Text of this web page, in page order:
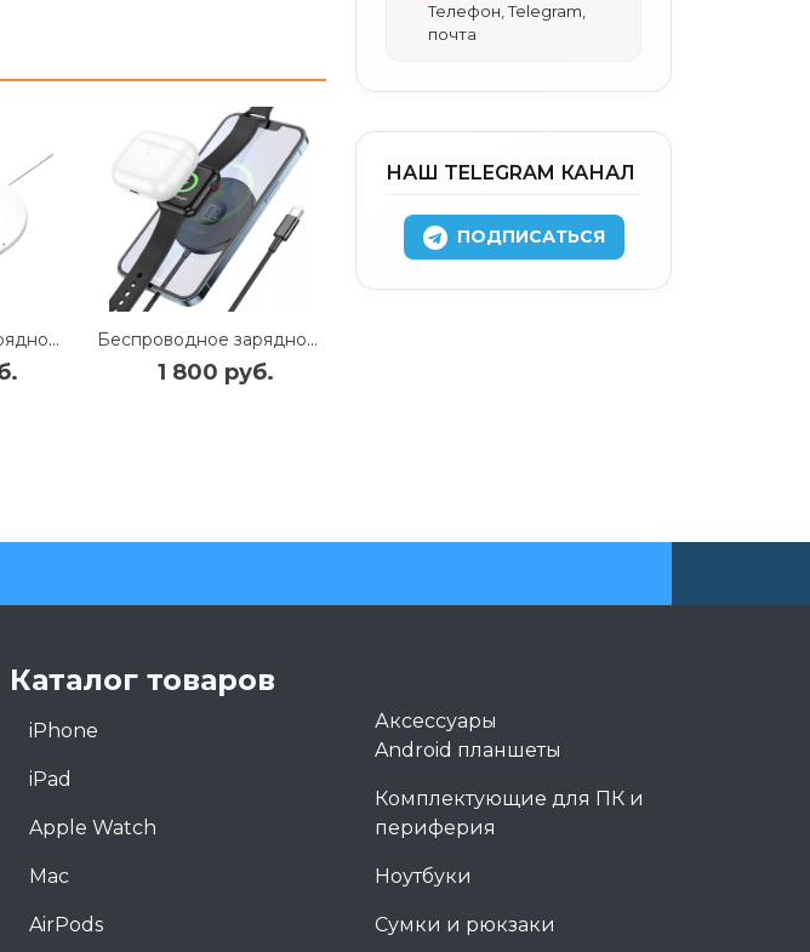
Беспроводное зарядное устройство Belkin Boost UP Wireless Charger 7.5W (White) (F7U027VFWHT) Беспроводное зарядное устройство Hoco (CW41) 3 в 1 Wireless Fast Charger 15W/кабель Type-C 2м (черный)
1 800 руб.
Телефон, Telegram,
почта
НАШ TELEGRAM КАНАЛ
ПОДПИСАТЬСЯ
Каталог товаров
iPhone
iPad
Apple Watch
Mac
AirPods
Аксессуары
Android планшеты
Комплектующие для ПК и
периферия
Ноутбуки
Сумки и рюкзаки